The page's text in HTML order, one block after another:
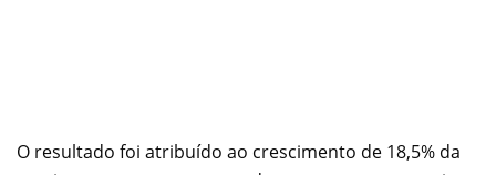
O resultado foi atribuído ao crescimento de 18,5% da